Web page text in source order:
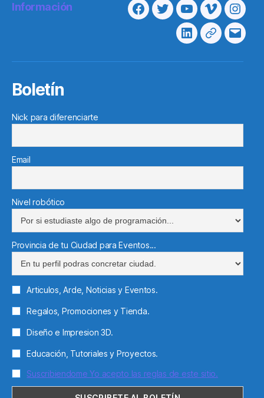
Información
Facebook
TwitterYoutubeVimeo
LinkedinTelegram
Boletín
Nick para diferenciarte
Email
Nivel robótico
Provincia de tu Ciudad para Eventos...
Articulos, Arde, Noticias y Eventos.
Regalos, Promociones y Tienda.
Diseño e Impresion 3D.
Educación, Tutoriales y Proyectos.
Suscribiendome Yo acepto las reglas de este sitio.